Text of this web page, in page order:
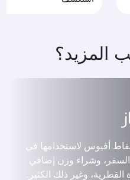
المزيد؟
أفيوس لاستخدامها في
السفر، وشراء وزن إضافي
وغير ذلك الكثير.